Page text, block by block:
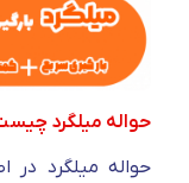
حواله میلگرد
حواله میلگرد